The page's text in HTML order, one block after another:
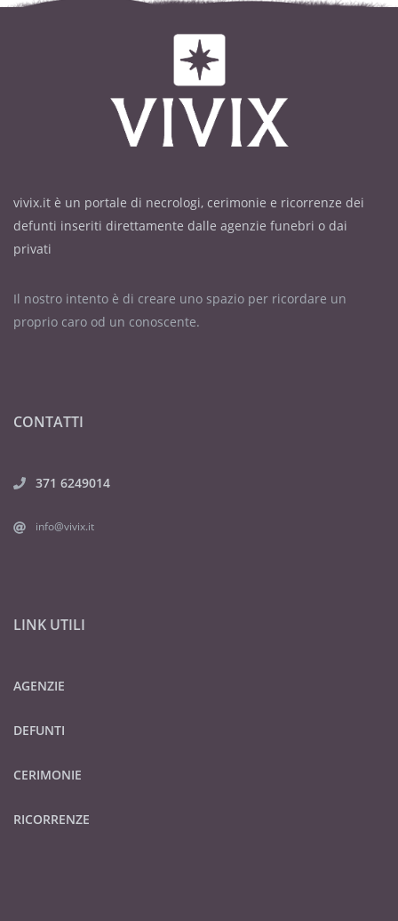
vivix.it è un portale di necrologi, cerimonie e ricorrenze dei
defunti inseriti direttamente dalle agenzie funebri o dai
privati
Il nostro intento è di creare uno spazio per ricordare un
proprio caro od un conoscente.
CONTATTI
371 6249014
info@vivix.it
LINK UTILI
AGENZIE
DEFUNTI
CERIMONIE
RICORRENZE